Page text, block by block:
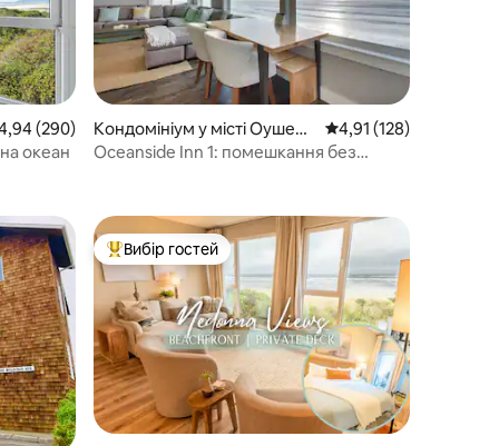
оцінка: 4,94 з 5, відгуки: 290
(290)
океан
Кондомініум у місті Оушенс
айд
Середня оцінка: 4,91
4,91 (128)
Oceanside Inn 1: помешкання без
Топ вибір гостей
Вибір гостей